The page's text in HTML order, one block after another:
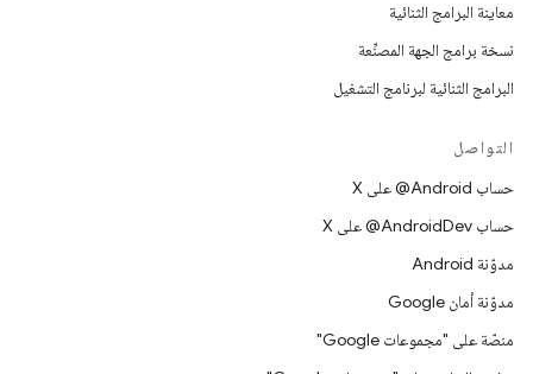
معاينة البرامج الثنائية
نسخة برامج الجهة المصنِّعة
البرامج الثنائية لبرنامج التشغيل
التواصل
حساب ‎@Android على X
حساب ‎@AndroidDev على X
مدوّنة Android
مدوّنة أمان Google
منصّة على "مجموعات Google"